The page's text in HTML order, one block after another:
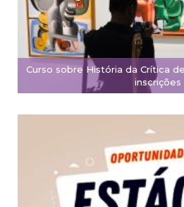
Curso sobre História da Crítica
inscrições